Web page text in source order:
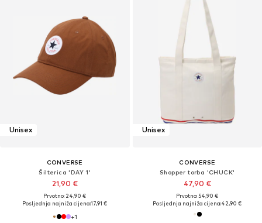
Unisex
CONVERSE
Šilterica 'DAY 1'
21,90 €
Prvotno: 24,90 €
Posljednja najniža cijena:17,91 €
+1
Unisex
CONVERSE
Shopper torba 'CHUCK'
47,90 €
Prvotno: 54,90 €
Posljednja najniža cijena:42,90 €